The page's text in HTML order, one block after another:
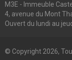
M3E - Immeuble
4, avenue du Mont
Ouvert du lundi au
© Copyright 2026,